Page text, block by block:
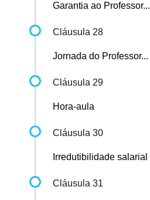
Garantia ao Professor...
Cláusula 28
Jornada do Professor...
Cláusula 29
Hora-aula
Cláusula 30
Irredutibilidade salarial
Cláusula 31